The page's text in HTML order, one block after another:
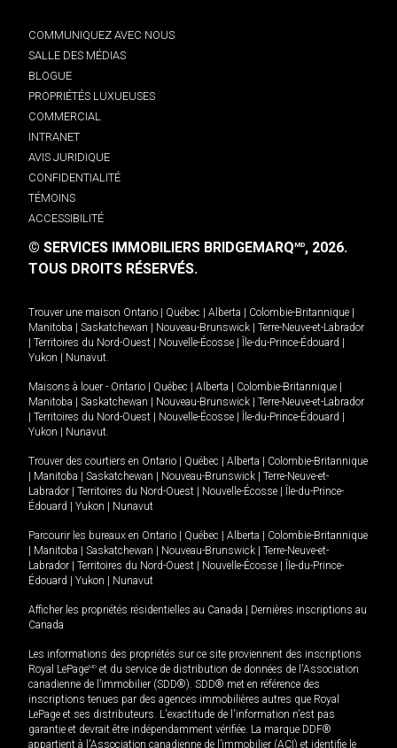
COMMUNIQUEZ AVEC NOUS
SALLE DES MÉDIAS
BLOGUE
PROPRIÉTÉS LUXUEUSES
COMMERCIAL
INTRANET
AVIS JURIDIQUE
CONFIDENTIALITÉ
TÉMOINS
ACCESSIBILITÉ
© SERVICES IMMOBILIERS BRIDGEMARQMD, 2026.
TOUS DROITS RÉSERVÉS.
Trouver une maison Ontario Québec Alberta Colombie-Britannique
Manitoba
Saskatchewan Nouveau-Brunswick
Terre-Neuve-et-Labrador
Territoires du Nord-Ouest Nouvelle-Écosse Île-du-Prince-Édouard
Yukon
Nunavut.
Maisons à louer - Ontario Québec Alberta Colombie-Britannique
Manitoba
Saskatchewan Nouveau-Brunswick
Terre-Neuve-et-Labrador
Territoires du Nord-Ouest Nouvelle-Écosse Île-du-Prince-Édouard
Yukon
Nunavut.
Trouver des courtiers en Ontario Québec Alberta
Colombie-Britannique
Manitoba Saskatchewan Nouveau-Brunswick
Terre-Neuve-et-
Labrador
Territoires du Nord-Ouest Nouvelle-Écosse
Île-du-Prince-
Édouard
Yukon Nunavut
Parcourir les bureaux en Ontario Québec Alberta
Colombie-Britannique
Manitoba Saskatchewan Nouveau-Brunswick
Terre-Neuve-et-
Labrador
Territoires du Nord-Ouest Nouvelle-Écosse
Île-du-Prince-
Édouard
Yukon Nunavut
Afficher les propriétés résidentielles au Canada
Dernières inscriptions au
Canada
Les informations des propriétés sur ce site proviennent des inscriptions
Royal LePageMD et du service de distribution de données de l'Association
canadienne de l’immobilier (SDD®). SDD® met en référence des
inscriptions tenues par des agences immobilières autres que Royal
LePage et ses distributeurs. L'exactitude de l'information n'est pas
garantie et devrait être indépendamment vérifiée. La marque DDF®
appartient à l'Association canadienne de l’immobilier (ACI) et identifie le